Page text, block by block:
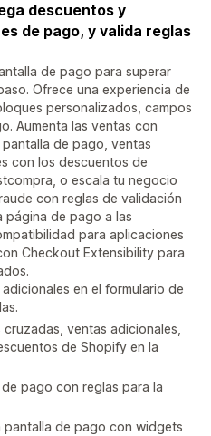
descuentos y
de pago, y valida reglas
de pago para superar
Ofrece una experiencia de
personalizados, campos
Aumenta las ventas con
de pago, ventas
con los descuentos de
o escala tu negocio
con reglas de validación
página de pago a las
para aplicaciones
Checkout Extensibility para
en el formulario de
ventas adicionales,
de Shopify en la
pago con reglas para la
pantalla de pago con widgets